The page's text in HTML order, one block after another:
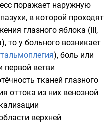
поражает наружную
в которой проходят
глазного яблока (III,
то у больного возникает
), боль или
первой ветви
тканей глазного
оттока из них венозной
верхней